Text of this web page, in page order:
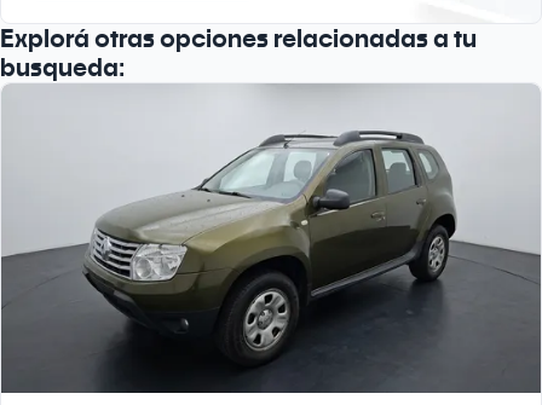
Explorá otras opciones relacionadas a tu
busqueda: